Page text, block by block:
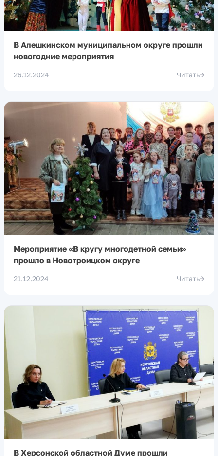
В Алешкинском муниципальном округе прошли
новогодние мероприятия
26.12.2024 Читать
Мероприятие «В кругу многодетной семьи»
прошло в Новотроицком округе
21.12.2024 Читать
В Херсонской областной Думе прошли